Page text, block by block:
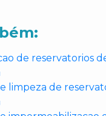
de reservatorios
limpeza de